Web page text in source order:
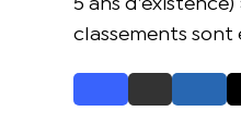
5 ans
classements sont